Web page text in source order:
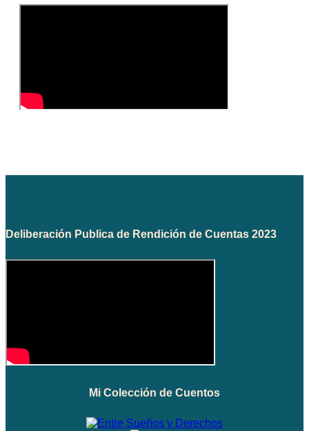
Deliberación Publica de Rendición de Cuentas 2023
Mi Colección de Cuentos